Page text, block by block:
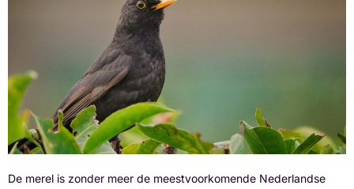
De merel is zonder meer de meestvoorkomende Nederlandse